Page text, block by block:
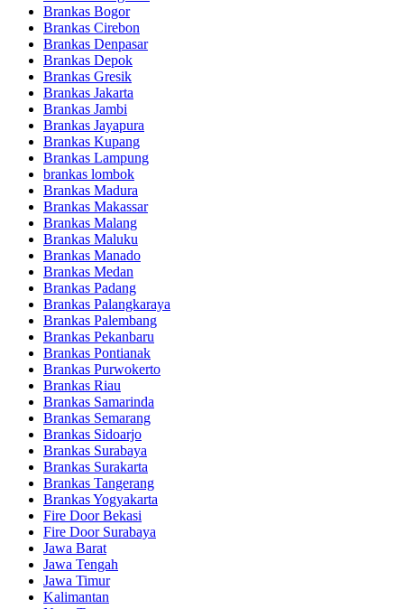
Brankas Bogor
Brankas Cirebon
Brankas Denpasar
Brankas Depok
Brankas Gresik
Brankas Jakarta
Brankas Jambi
Brankas Jayapura
Brankas Kupang
Brankas Lampung
brankas lombok
Brankas Madura
Brankas Makassar
Brankas Malang
Brankas Maluku
Brankas Manado
Brankas Medan
Brankas Padang
Brankas Palangkaraya
Brankas Palembang
Brankas Pekanbaru
Brankas Pontianak
Brankas Purwokerto
Brankas Riau
Brankas Samarinda
Brankas Semarang
Brankas Sidoarjo
Brankas Surabaya
Brankas Surakarta
Brankas Tangerang
Brankas Yogyakarta
Fire Door Bekasi
Fire Door Surabaya
Jawa Barat
Jawa Tengah
Jawa Timur
Kalimantan